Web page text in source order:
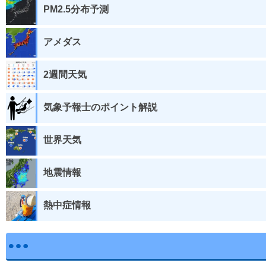
PM2.5分布予測
アメダス
2週間天気
気象予報士のポイント解説
世界天気
地震情報
熱中症情報